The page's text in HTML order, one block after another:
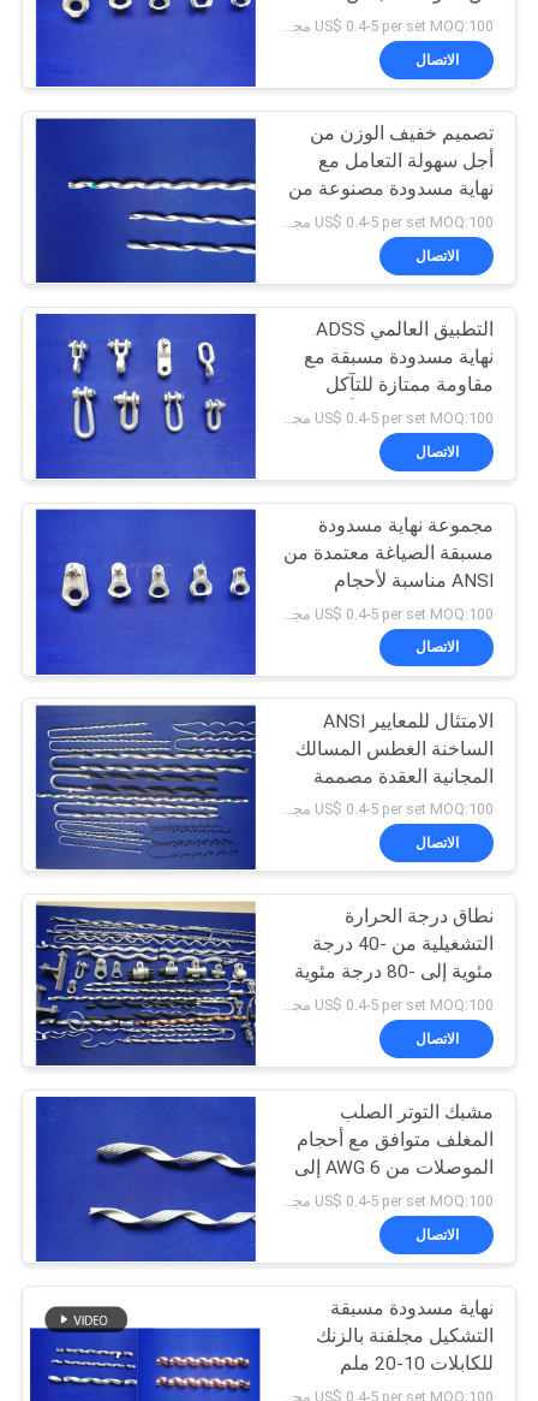
PRIVACY
POLICY
OPGW تعليق المشبك
1
ADSS تعليق المشبك
3
AGS تعليق المشبك
3
روابط الأسلاك مسبقة
التشكيل
2
لصق مسبقة التشكيل
6
23
الصناعي الثقيل والأداء
الآمن للقبض
US$ 0.4-5 per set MOQ:100 مجموعة
الاتصال
تصميم خفيف الوزن من
أجل سهولة التعامل مع
نهاية مسدودة مصنوعة من
سبيكة الألومنيوم عالية
القوة ومقاومة التآكل طلاء
مضاد للأكسدة لدعم الكابل
الاتصال
التطبيق العالمي ADSS
نهاية مسدودة مسبقة مع
مقاومة ممتازة للتآكل
ومستوى مضاد للتأكسدة
لدعم الكابلات
الاتصال
مجموعة نهاية مسدودة
مسبقة الصياغة معتمدة من
ANSI مناسبة لأحجام
الموصلات من 6 AWG إلى
795 Kcmil مثالية لتطبيقات
خطوط الطاقة
الاتصال
الامتثال للمعايير ANSI
الساخنة الغطس المسالك
المجانية العقدة مصممة
لدعم خطوط النقل
الكهربائية والقوة
الميكانيكية
US$ 0.4-5 per set MOQ:100 مجموعة
الاتصال
نطاق درجة الحرارة
التشغيلية من -40 درجة
مئوية إلى -80 درجة مئوية
منتجات مخصصة
US$ 0.4-5 per set MOQ:100 مجموعة
الاتصال
مشبك التوتر الصلب
المغلف متوافق مع أحجام
الموصلات من 6 AWG إلى
795 Kcmil
الاتصال
نهاية مسدودة مسبقة
التشكيل مجلفنة بالزنك
للكابلات 10-20 ملم